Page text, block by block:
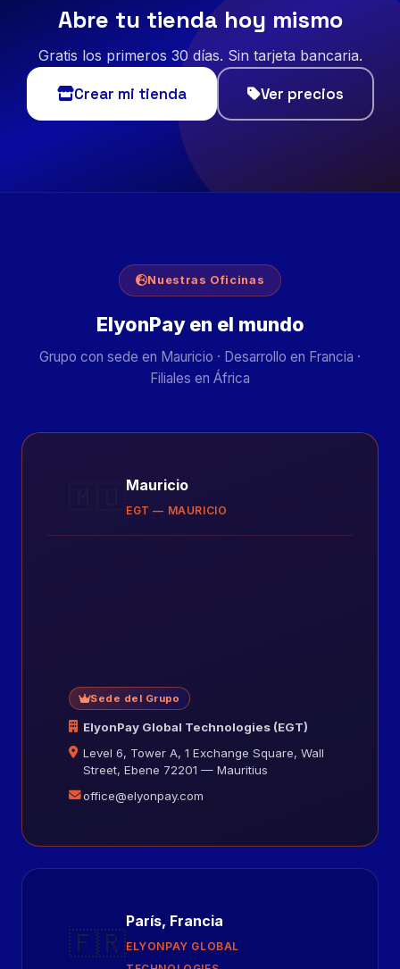
Abre tu tienda hoy mismo
Gratis los primeros 30 días. Sin tarjeta bancaria.
Crear mi tienda Ver precios
Nuestras Oficinas
ElyonPay en el mundo
Grupo con sede en Mauricio · Desarrollo en Francia ·
Filiales en África
Mauricio
EGT — MAURICIO
Sede del Grupo
ElyonPay Global Technologies (EGT)
Level 6, Tower A, 1 Exchange Square, Wall
Street, Ebene 72201 — Mauritius
office@elyonpay.com
🇫🇷
París, Francia
ELYONPAY GLOBAL